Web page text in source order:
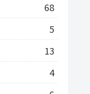
68
5
13
4